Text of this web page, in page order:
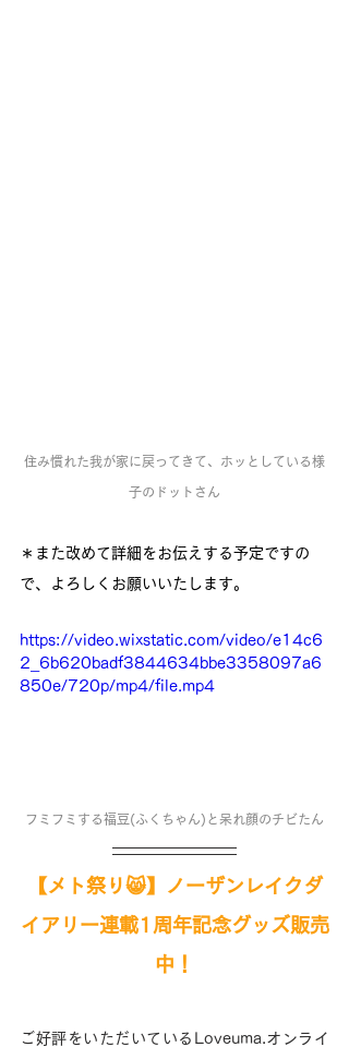
住み慣れた我が家に戻ってきて、ホッとしている様
子のドットさん
＊また改めて詳細をお伝えする予定ですの
で、よろしくお願いいたします。
https://video.wixstatic.com/video/e14c6
2_6b620badf3844634bbe3358097a6
850e/720p/mp4/file.mp4
フミフミする福豆(ふくちゃん)と呆れ顔のチビたん
【メト祭り😸】ノーザンレイクダ
イアリー連載1周年記念グッズ販売
中！
ご好評をいただいているLoveuma.オンライ